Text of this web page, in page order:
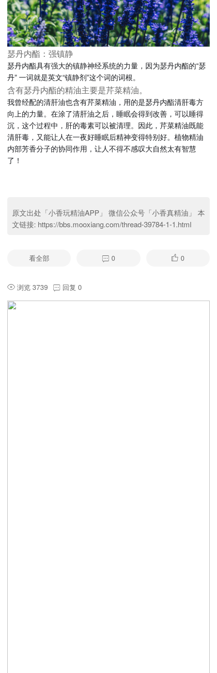
瑟丹内酯：强镇静
瑟丹内酯具有强大的镇静神经系统的力量，因为瑟丹内酯的“瑟
丹” 一词就是英文“镇静剂”这个词的词根。
含有瑟丹内酯的精油主要是芹菜精油。
我曾经配的清肝油也含有芹菜精油，用的是瑟丹内酯清肝毒方
向上的力量。在涂了清肝油之后，睡眠会得到改善，可以睡得
沉，这个过程中，肝的毒素可以被清理。因此，芹菜精油既能
清肝毒，又能让人在一夜好睡眠后精神变得特别好。植物精油
内部芳香分子的协同作用，让人不得不感叹大自然太有智慧
了！
原文出处「小香玩精油APP」 微信公众号「小香真精油」 本
文链接: https://bbs.mooxiang.com/thread-39784-1-1.html
看全部 0 0
浏览 3739 回复 0